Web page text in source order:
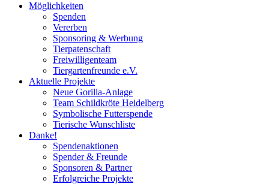
Möglichkeiten
Spenden
Vererben
Sponsoring & Werbung
Tierpatenschaft
Freiwilligenteam
Tiergartenfreunde e.V.
Aktuelle Projekte
Neue Gorilla-Anlage
Team Schildkröte Heidelberg
Symbolische Futterspende
Tierische Wunschliste
Danke!
Spendenaktionen
Spender & Freunde
Sponsoren & Partner
Erfolgreiche Projekte